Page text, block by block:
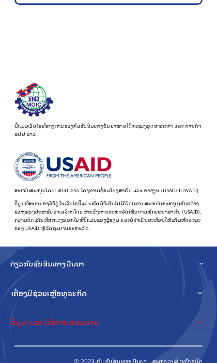
ນີ້ແມ່ນເວັບໄຊທ໌ທາງການຂອງກົມຊັບສິນທາງປັນຍາພາຍໃຕ້ກະຊວງອຸດສາຫະກຳ ແລະ ການຄ້າ
ສປປ ລາວ
ສະໜັບສະໜູນໂດຍ: ສປປ ລາວ ໂຄງການເຊື່ອມໂຍງສາກົນ ແລະ ອາຊຽນ (USAID LUNA II)
ຂໍ້​ມູນ​ທີ່​ສະ​ຫນອງ​ໃຫ້​ຢູ່​ໃນ​ເວັບ​ໄຊ​ນີ້​ແມ່ນ​ເຮັດ​ໃຫ້​ເປັນ​ໄປ​ໄດ້​ໂດຍ​ການ​ສະ​ຫນັບ​ສະ​ຫນູນ​ອັນ​ກວ້າງ​
ຂວາງ​ຂອງ​ປະ​ຊາ​ຊົນ​ອາ​ເມລິ​ກາ​ໂດຍ​ຜ່ານ​ອົງ​ການ​ສະ​ຫະ​ລັດ​ເພື່ອ​ການ​ພັດ​ທະ​ນາ​ສາ​ກົນ (USAID).
ຄວາມຄິດເຫັນທີ່ສະແດງອອກໃນທີ່ນີ້ແມ່ນຂອງຜູ້ຂຽນ ແລະບໍ່ຈໍາເປັນສະທ້ອນໃຫ້ເຫັນທັດສະນະ
ຂອງ USAID ຫຼືລັດຖະບານສະຫະລັດ.
ກ່ຽວກັບຊັບສິນທາງປັນຍາ
ເຄື່ອງມືຊ່ວຍເຫຼືອທຸລະກິດ
ຂໍ້ມູນ ແລະ ບໍລິການອອນລາຍ
© 2023 ກົມຊັບສິນທາງປັນຍາ , ສະຫງວນສິດທັງໝົດ